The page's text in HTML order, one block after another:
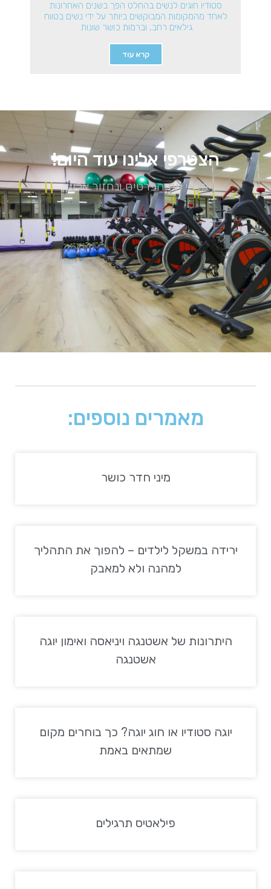
סטודיו חוגים לנשים בהחלט הפך בשנים האחרונות
לאחד מהמקומות המבוקשים ביותר על ידי נשים בטווח
גילאים רחב, וברמות כושר שונות.
קרא עוד
הצטרפי אלינו עוד היום!
מלאי את הפרטים ונחזור אלייך
מאמרים נוספים:
מיני חדר כושר
ירידה במשקל לילדים – להפוך את התהליך
למהנה ולא למאבק
היתרונות של אשטנגה ויניאסה ואימון יוגה
אשטנגה
יוגה סטודיו או חוג יוגה? כך בוחרים מקום
שמתאים באמת
פילאטיס תרגילים